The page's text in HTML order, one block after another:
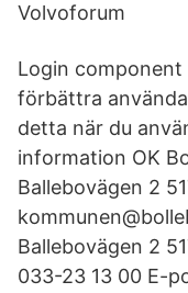
Volvoforum
Login
förbättra
detta när du
information OK
Ballebovägen 2
Ballebovägen 2
033-23 13 00 E-